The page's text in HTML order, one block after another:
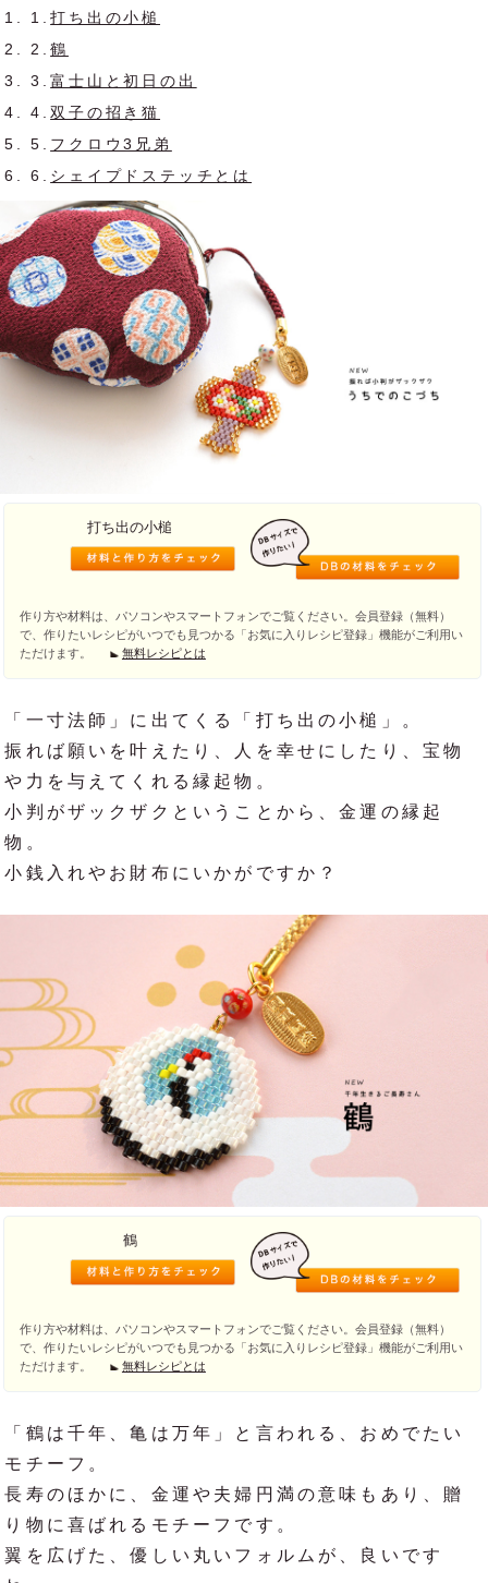
1.打ち出の小槌
2.鶴
3.富士山と初日の出
4.双子の招き猫
5. フクロウ3兄弟
6. シェイプドステッチとは
打ち出の小槌
作り方や材料は、パソコンやスマートフォンでご覧ください。会員登録（無料）
で、作りたいレシピがいつでも見つかる「お気に入りレシピ登録」機能がご利用い
ただけます。
無料レシピとは
「一寸法師」に出てくる「打ち出の小槌」。
振れば願いを叶えたり、人を幸せにしたり、宝物
や力を与えてくれる縁起物。
小判がザックザクということから、金運の縁起
物。
小銭入れやお財布にいかがですか？
鶴
作り方や材料は、パソコンやスマートフォンでご覧ください。会員登録（無料）
で、作りたいレシピがいつでも見つかる「お気に入りレシピ登録」機能がご利用い
ただけます。
無料レシピとは
「鶴は千年、亀は万年」と言われる、おめでたい
モチーフ。
長寿のほかに、金運や夫婦円満の意味もあり、贈
り物に喜ばれるモチーフです。
翼を広げた、優しい丸いフォルムが、良いです